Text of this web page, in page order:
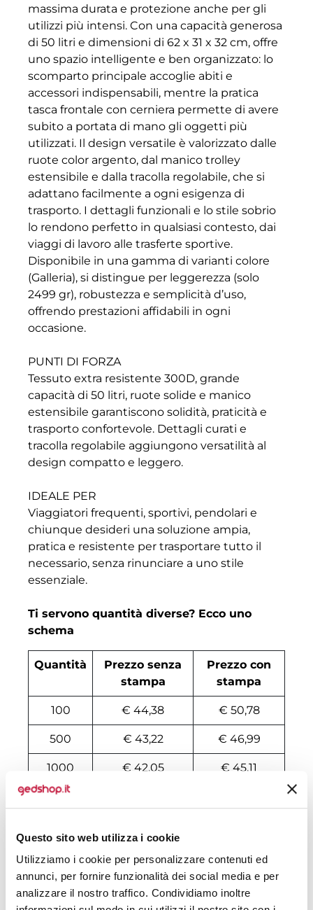
Questo sito web utilizza i cookie
Utilizziamo i cookie per personalizzare contenuti ed
annunci, per fornire funzionalità dei social media e per
analizzare il nostro traffico. Condividiamo inoltre
massima durata e protezione anche per gli
utilizzi più intensi. Con una capacità generosa
di 50 litri e dimensioni di 62 x 31 x 32 cm, offre
uno spazio intelligente e ben organizzato: lo
scomparto principale accoglie abiti e
accessori indispensabili, mentre la pratica
tasca frontale con cerniera permette di avere
subito a portata di mano gli oggetti più
utilizzati. Il design versatile è valorizzato dalle
ruote color argento, dal manico trolley
estensibile e dalla tracolla regolabile, che si
adattano facilmente a ogni esigenza di
trasporto. I dettagli funzionali e lo stile sobrio
lo rendono perfetto in qualsiasi contesto, dai
viaggi di lavoro alle trasferte sportive.
Disponibile in una gamma di varianti colore
(Galleria), si distingue per leggerezza (solo
2499 gr), robustezza e semplicità d’uso,
offrendo prestazioni affidabili in ogni
occasione.
PUNTI DI FORZA
Tessuto extra resistente 300D, grande
capacità di 50 litri, ruote solide e manico
estensibile garantiscono solidità, praticità e
trasporto confortevole. Dettagli curati e
tracolla regolabile aggiungono versatilità al
design compatto e leggero.
IDEALE PER
Viaggiatori frequenti, sportivi, pendolari e
chiunque desideri una soluzione ampia,
pratica e resistente per trasportare tutto il
necessario, senza rinunciare a uno stile
essenziale.
Ti servono quantità diverse? Ecco uno
schema
Quantità
Prezzo senza
stampa
Prezzo con
stampa
100 € 44,38 € 50,78
500 € 43,22 € 46,99
1000 € 42,05 € 45,11
2000
4000 € 44,50
5000 € 41,69 € 44,43